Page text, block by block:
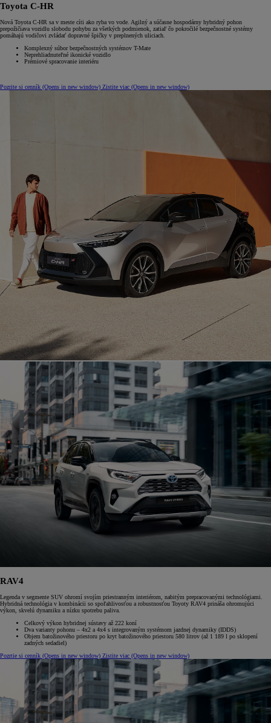
Toyota C-HR
Nová Toyota C-HR sa v meste cíti ako ryba vo vode. Agilný a súčasne hospodárny hybridný pohon
prepožičiava vozidlu slobodu pohybu za všetkých podmienok, zatiaľ čo pokročilé bezpečnostné systémy
pomáhajú vodičovi zvládať dopravné špičky v preplnených uliciach.
Komplexný súbor bezpečnostných systémov T-Mate
Neprehliadnuteľné ikonické vozidlo
Prémiové spracovanie interiéru
Pozrite si cenník (Opens in new window) Zistite viac (Opens in new window)
RAV4
Legenda v segmente SUV ohromí svojím priestranným interiérom, nabitým prepracovanými technológiami.
Hybridná technológia v kombinácii so spoľahlivosťou a robustnosťou Toyoty RAV4 prináša ohromujúci
výkon, skvelú dynamiku a nízku spotrebu paliva.
Celkový výkon hybridnej sústavy až 222 koní‎
Dva varianty pohonu – 4x2 a 4x4 s integrovaným systémom jazdnej dynamiky (IDDS)‎
Objem batožinového priestoru po kryt batožinového priestoru 580 litrov (až 1 189 l po sklopení
zadných sedadiel)
Pozrtie si cenník (Opens in new window) Zistite viac (Opens in new window)